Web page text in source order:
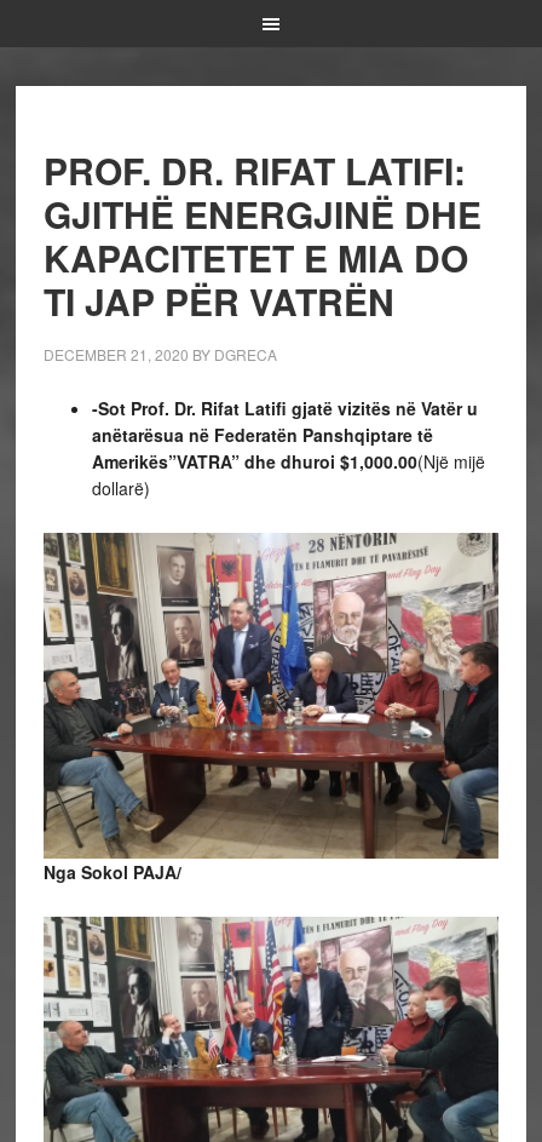
PROF. DR. RIFAT LATIFI:
GJITHË ENERGJINË DHE
KAPACITETET E MIA DO
TI JAP PËR VATRËN
DECEMBER 21, 2020 BY DGRECA
-Sot Prof. Dr. Rifat Latifi gjatë vizitës në Vatër u
anëtarësua në Federatën Panshqiptare të
Amerikës”VATRA” dhe dhuroi $1,000.00(Një mijë
dollarë)
Nga Sokol PAJA/